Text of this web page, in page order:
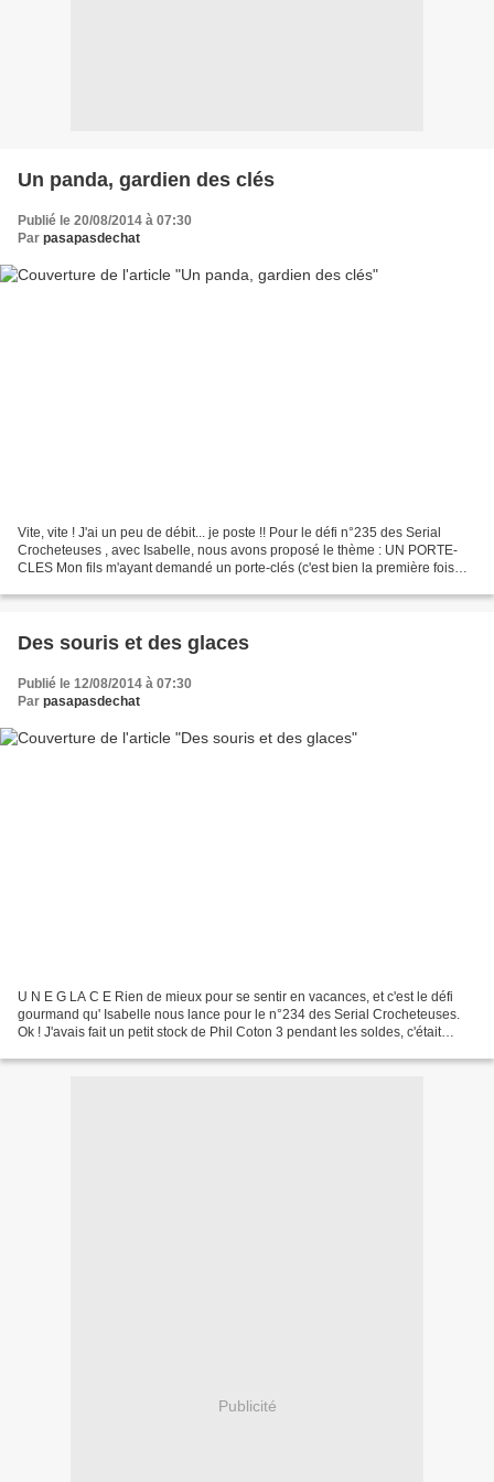
Un panda, gardien des clés
Publié le 20/08/2014 à 07:30
Par pasapasdechat
Vite, vite ! J'ai un peu de débit... je poste !! Pour le défi n°235 des Serial
Crocheteuses , avec Isabelle, nous avons proposé le thème : UN PORTE-
CLES Mon fils m'ayant demandé un porte-clés (c'est bien la première fois
Des souris et des glaces
Publié le 12/08/2014 à 07:30
Par pasapasdechat
U N E G LA C E Rien de mieux pour se sentir en vacances, et c'est le défi
gourmand qu' Isabelle nous lance pour le n°234 des Serial Crocheteuses.
Ok ! J'avais fait un petit stock de Phil Coton 3 pendant les soldes, c'était
Publicité